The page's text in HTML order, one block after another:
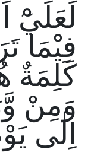
لَعَلِّيْٓ
فِيْمَا
كَلِمَةٌ
وَمِنْ
اِلٰى